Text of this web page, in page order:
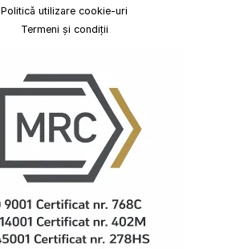
Politică utilizare cookie-uri
Termeni și condiții